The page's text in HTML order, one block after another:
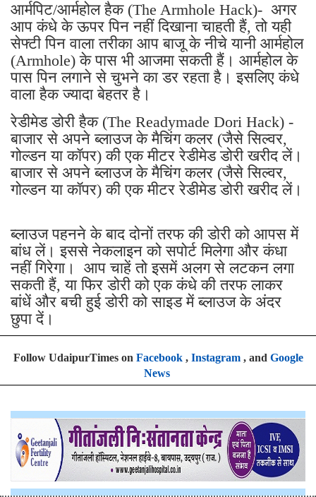
आर्मपिट/आर्महोल हैक (The Armhole Hack)- अगर
आप कंधे के ऊपर पिन नहीं दिखाना चाहती हैं, तो यही
सेफ्टी पिन वाला तरीका आप बाजू के नीचे यानी आर्महोल
(Armhole) के पास भी आजमा सकती हैं। आर्महोल के
पास पिन लगाने से चुभने का डर रहता है। इसलिए कंधे
वाला हैक ज्यादा बेहतर है।
रेडीमेड डोरी हैक (The Readymade Dori Hack) -
बाजार से अपने ब्लाउज के मैचिंग कलर (जैसे सिल्वर,
गोल्डन या कॉपर) की एक मीटर रेडीमेड डोरी खरीद लें।
बाजार से अपने ब्लाउज के मैचिंग कलर (जैसे सिल्वर,
गोल्डन या कॉपर) की एक मीटर रेडीमेड डोरी खरीद लें।
ब्लाउज पहनने के बाद दोनों तरफ की डोरी को आपस में
बांध लें। इससे नेकलाइन को सपोर्ट मिलेगा और कंधा
नहीं गिरेगा। आप चाहें तो इसमें अलग से लटकन लगा
सकती हैं, या फिर डोरी को एक कंधे की तरफ लाकर
बांधें और बची हुई डोरी को साइड में ब्लाउज के अंदर
छुपा दें।
Follow UdaipurTimes on Facebook, Instagram, and Google
News